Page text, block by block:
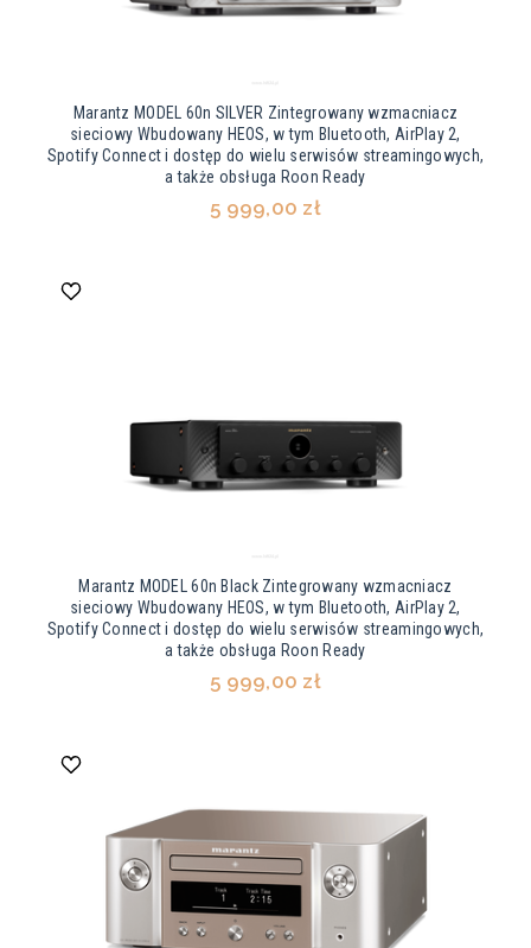
Marantz MODEL 60n SILVER Zintegrowany wzmacniacz
sieciowy Wbudowany HEOS, w tym Bluetooth, AirPlay 2,
Spotify Connect i dostęp do wielu serwisów streamingowych,
a także obsługa Roon Ready
5 999,00 zł
Marantz MODEL 60n Black Zintegrowany wzmacniacz
sieciowy Wbudowany HEOS, w tym Bluetooth, AirPlay 2,
Spotify Connect i dostęp do wielu serwisów streamingowych,
a także obsługa Roon Ready
5 999,00 zł